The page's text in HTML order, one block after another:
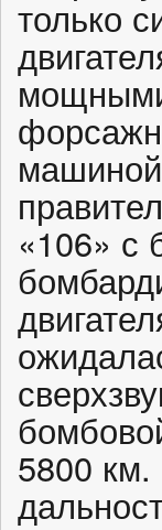
только
«106» с
5800